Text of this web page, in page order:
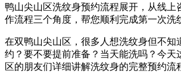
鸭山尖山区洗纹身预约流程展开，从线上
作流程三个角度，帮您顺利完成第一次洗
在双鸭山尖山区，很多人想洗纹身但不知
约？要不要提前准备？当天能洗吗？今天
区的朋友们详细讲解洗纹身的完整预约流